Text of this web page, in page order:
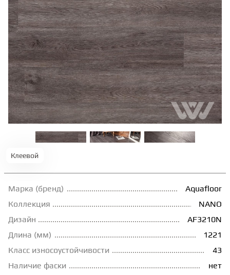
ПАРКЕТНАЯ ДОСКА
ТЕРРАСНАЯ ДОСКА
КОВРОВАЯ ПЛИТКА
МОДУЛЬНЫЕ ПВХ
НАЛИВНОЙ ПОЛ
Клеевой
Марка (бренд)
Aquafloor
Коллекция
NANO
Дизайн
AF3210N
Длина (мм)
1221
Класс износоустойчивости
43
Наличие фаски
нет